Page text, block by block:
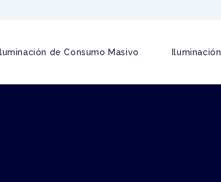
Iluminación de Consumo Masivo